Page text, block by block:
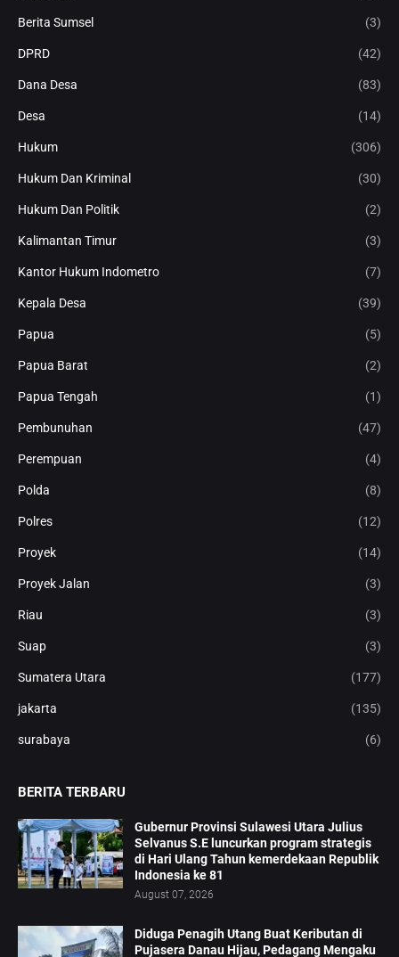
Berita Sumsel (3)
DPRD (42)
Dana Desa (83)
Desa (14)
Hukum (306)
Hukum Dan Kriminal (30)
Hukum Dan Politik (2)
Kalimantan Timur (3)
Kantor Hukum Indometro (7)
Kepala Desa (39)
Papua (5)
Papua Barat (2)
Papua Tengah (1)
Pembunuhan (47)
Perempuan (4)
Polda (8)
Polres (12)
Proyek (14)
Proyek Jalan (3)
Riau (3)
Suap (3)
Sumatera Utara (177)
jakarta (135)
surabaya (6)
BERITA TERBARU
Gubernur Provinsi Sulawesi Utara Julius
Selvanus S.E luncurkan program strategis
di Hari Ulang Tahun kemerdekaan Republik
Indonesia ke 81
August 07, 2026
Diduga Penagih Utang Buat Keributan di
Pujasera Danau Hijau, Pedagang Mengaku